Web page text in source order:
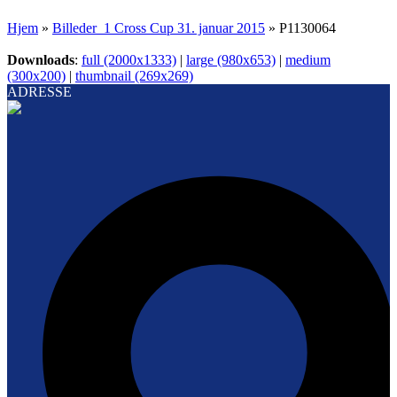
Hjem » Billeder_1 Cross Cup 31. januar 2015 » P1130064
Downloads: full (2000x1333) | large (980x653) | medium
(300x200) | thumbnail (269x269)
ADRESSE